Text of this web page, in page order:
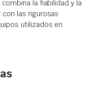
la fiabilidad y la
las rigurosas
utilizados en